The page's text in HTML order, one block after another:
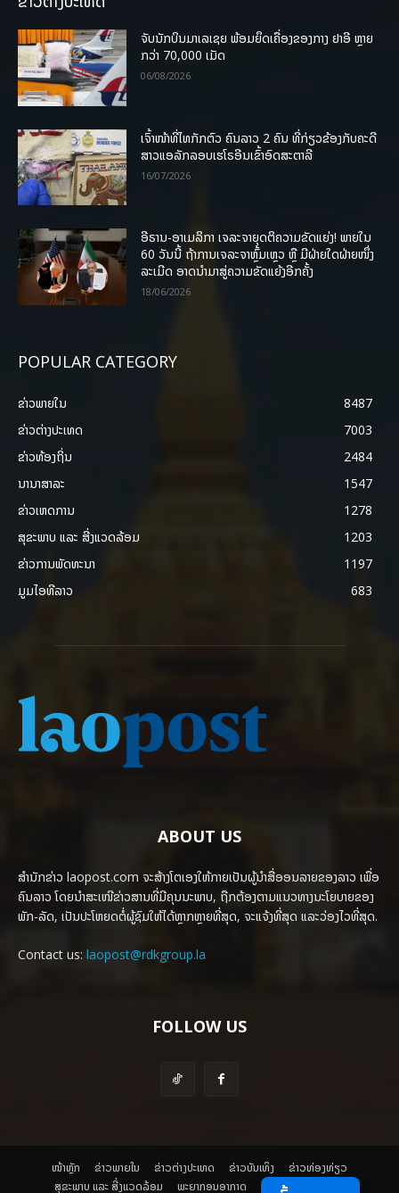
ຈັບນັກບິນມາເລເຊຍ ພ້ອມຍຶດເຄື່ອງຂອງກາງ ຢາອີ ຫຼາຍ
ກວ່າ 70,000 ເມັດ
06/08/2026
ເຈົ້າໜ້າທີ່ໄທກັກຕົວ ຄົນລາວ 2 ຄົນ ທີ່ກ່ຽວຂ້ອງກັບຄະດີ
ສາວແອລັກລອບເຮໂຣອີນເຂົ້າອົດສະຕາລີ
16/07/2026
ອີຣານ-ອາເມລິກາ ເຈລະຈາຍຸດຕິຄວາມຂັດແຍ່ງ! ພາຍໃນ
60 ວັນນີ້ ຖ້າການເຈລະຈາຫຼົ້ມເຫຼວ ຫຼື ມີຝ່າຍໃດຝ່າຍໜຶ່ງ
ລະເມີດ ອາດນໍາມາສູ່ຄວາມຂັດແຍ້ງອີກຄັ້ງ
18/06/2026
POPULAR CATEGORY
ຂ່າວພາຍ​ໃນ
8487
ຂ່າວຕ່າງປະເທດ
7003
ຂ່າວທ້ອງຖິ່ນ
2484
ນານາສາລະ
1547
ຂ່າວເຫດການ
1278
ສຸຂະພາບ ແລະ ສີ່ງແວດລ້ອມ
1203
ຂ່າວການພັດທະນາ
1197
ມູມໄອທີລາວ
683
ABOUT US
ສຳນັກຂ່າວ laopost.com ຈະສ້າງໂຕເອງໃຫ້ກາຍເປັນຜູ້ນຳສື່ອອນລາຍຂອງລາວ ເພື່ອ
ຄົນລາວ ໂດຍນຳສະເໜີຂ່າວສານທີ່ມີຄຸນນະພາບ, ຖືກຕ້ອງຕາມແນວທາງນະໂຍບາຍຂອງ
ພັກ-ລັດ, ເປັນປະໂຫຍດຕໍ່ຜູ້ຊົມໃຫ້ໄດ້ຫຼາກຫຼາຍທີ່ສຸດ, ຈະແຈ້ງທີ່ສຸດ ແລະວ່ອງໄວທີ່ສຸດ.
Contact us: laopost@rdkgroup.la
FOLLOW US
ໜ້າຫຼັກ ຂ່າວພາຍ​ໃນ ຂ່າວຕ່າງປະເທດ ​ຂ່າວບັນເທິງ
​ຂ່າວທ່ອງທ່ຽວ
ສຸຂະພາບ ແລະ ສີ່ງແວດລ້ອມ
ພະຍາກອນອາກາດ